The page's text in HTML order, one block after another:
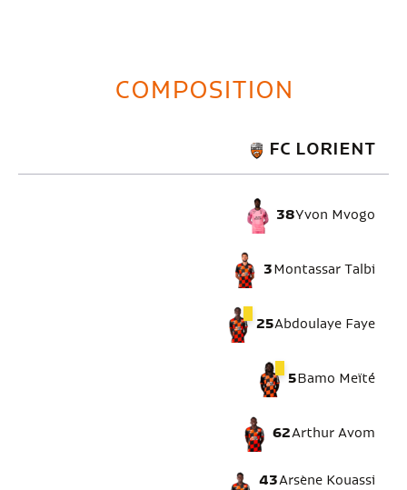
COMPOSITION
FC LORIENT
Yvon Mvogo
38
Montassar Talbi
3
Abdoulaye Faye
25
Bamo Meïté
5
Arthur Avom
62
Arsène Kouassi
43